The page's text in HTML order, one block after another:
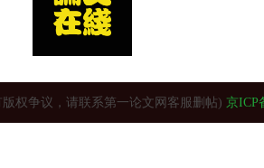
权争议，请联系第一论文网客服删帖) 京ICP